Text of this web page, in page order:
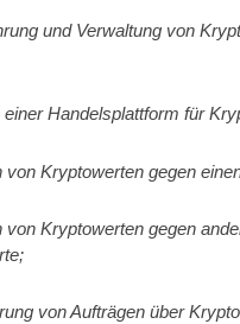
und Verwaltung von
einer Handelsplattform für
von Kryptowerten gegen
von Kryptowerten gegen
von Aufträgen über